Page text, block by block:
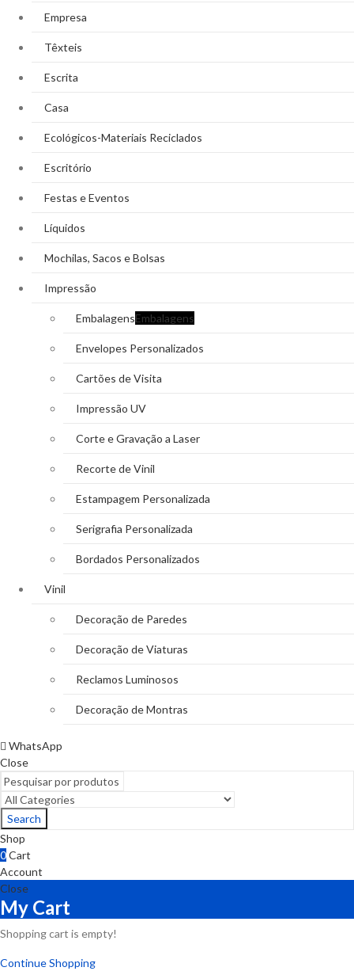
Empresa
Têxteis
Escrita
Casa
Ecológicos-Materiais Reciclados
Escritório
Festas e Eventos
Líquidos
Mochilas, Sacos e Bolsas
Impressão
EmbalagensEmbalagens
Envelopes Personalizados
Cartões de Visita
Impressão UV
Corte e Gravação a Laser
Recorte de Vinil
Estampagem Personalizada
Serigrafia Personalizada
Bordados Personalizados
Vinil
Decoração de Paredes
Decoração de Viaturas
Reclamos Luminosos
Decoração de Montras
WhatsApp
Close
Search
Shop
0Cart
Account
Close
My Cart
Shopping cart is empty!
Continue Shopping